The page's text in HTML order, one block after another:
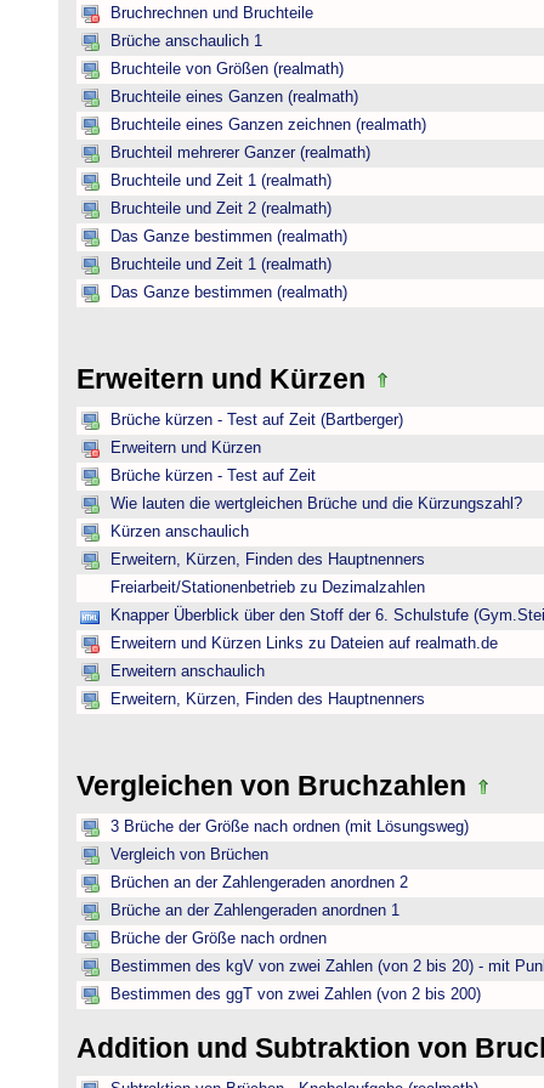
Bruchrechnen und Bruchteile
Brüche anschaulich 1
Bruchteile von Größen (realmath)
Bruchteile eines Ganzen (realmath)
Bruchteile eines Ganzen zeichnen (realmath)
Bruchteil mehrerer Ganzer (realmath)
Bruchteile und Zeit 1 (realmath)
Bruchteile und Zeit 2 (realmath)
Das Ganze bestimmen (realmath)
Bruchteile und Zeit 1 (realmath)
Das Ganze bestimmen (realmath)
Erweitern und Kürzen
Brüche kürzen - Test auf Zeit (Bartberger)
Erweitern und Kürzen
Brüche kürzen - Test auf Zeit
Wie lauten die wertgleichen Brüche und die Kürzungszahl?
Kürzen anschaulich
Erweitern, Kürzen, Finden des Hauptnenners
Freiarbeit/Stationenbetrieb zu Dezimalzahlen
Knapper Überblick über den Stoff der 6. Schulstufe
Erweitern und Kürzen Links zu Dateien auf realmath.de
Erweitern anschaulich
Erweitern, Kürzen, Finden des Hauptnenners
Vergleichen von Bruchzahlen
3 Brüche der Größe nach ordnen (mit Lösungsweg)
Vergleich von Brüchen
Brüchen an der Zahlengeraden anordnen 2
Brüche an der Zahlengeraden anordnen 1
Brüche der Größe nach ordnen
Bestimmen des kgV von zwei Zahlen (von 2 bis 20) - mit
Bestimmen des ggT von zwei Zahlen (von 2 bis 200)
Addition und Subtraktion von